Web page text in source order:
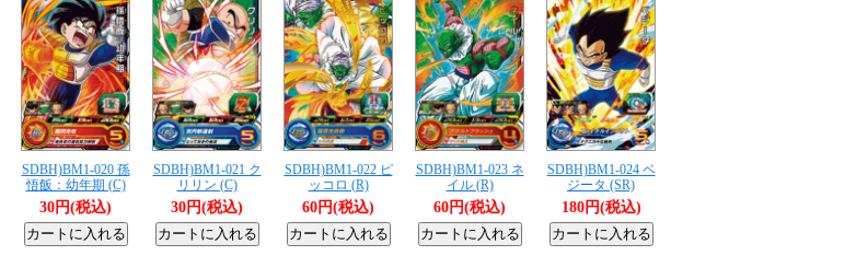
SDBH)BM1-020 孫
悟飯：幼年期 (C)
30円(税込)
SDBH)BM1-021 ク
リリン (C)
30円(税込)
SDBH)BM1-022 ピ
ッコロ (R)
60円(税込)
SDBH)BM1-023 ネ
イル (R)
60円(税込)
SDBH)BM1-024 ベ
ジータ (SR)
180円(税込)